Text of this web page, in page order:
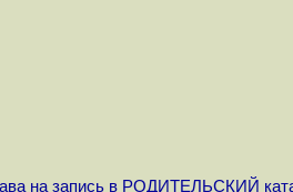
на запись в РОДИТЕЛЬСКИЙ